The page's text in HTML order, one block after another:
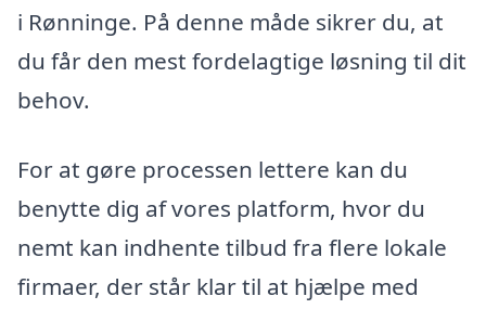
i Rønninge. På denne måde sikrer du, at
du får den mest fordelagtige løsning til dit
behov.
For at gøre processen lettere kan du
benytte dig af vores platform, hvor du
nemt kan indhente tilbud fra flere lokale
firmaer, der står klar til at hjælpe med